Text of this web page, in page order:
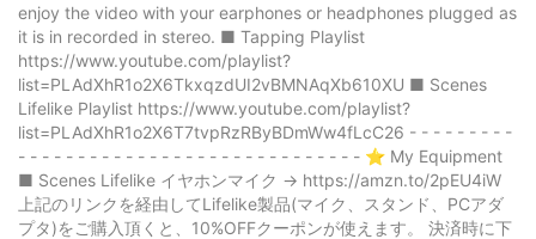
enjoy the video with your earphones or headphones plugged as
it is in recorded in stereo. ■ Tapping Playlist
https://www.youtube.com/playlist?
list=PLAdXhR1o2X6TkxqzdUI2vBMNAqXb610XU ■ Scenes
Lifelike Playlist https://www.youtube.com/playlist?
list=PLAdXhR1o2X6T7tvpRzRByBDmWw4fLcC26 - - - - - - - - -
- - - - - - - - - - - - - - - - - - - - - - - - - - - - - ⭐️ My Equipment
■ Scenes Lifelike イヤホンマイク → https://amzn.to/2pEU4iW
上記のリンクを経由してLifelike製品(マイク、スタンド、PCアダ
プタ)をご購入頂くと、10%OFFクーポンが使えます。 決済時に下